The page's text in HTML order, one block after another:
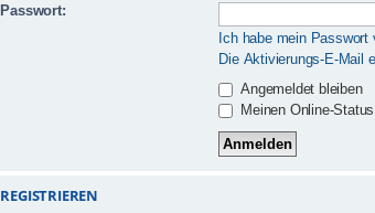
Passwort:
Ich habe mein Passwort
Die Aktivierungs-E-Mail
Angemeldet bleiben
Meinen Online-
REGISTRIEREN